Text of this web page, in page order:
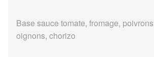
Base sauce tomate, fromage,
oignons, chorizo